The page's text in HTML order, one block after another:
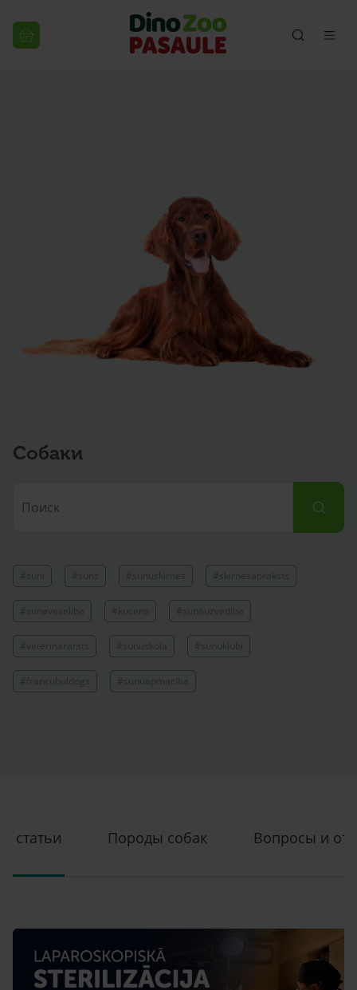
Собаки
#suni #suns #sunuskirnes #skirnesapraksts
#sunaveseliba #kucens #sunauzvediba
#veterinararsts #sunuskola #sunuklubi
#francubuldogs #sunuapmaciba
статьи Породы cобак Вопросы и